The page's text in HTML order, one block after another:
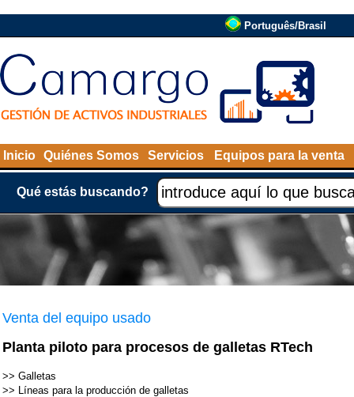
Português/Brasil
Inicio Quiénes Somos Servicios Equipos para la venta
Qué estás buscando?
Venta del equipo usado
Planta piloto para procesos de galletas RTech
>> Galletas
>> Líneas para la producción de galletas